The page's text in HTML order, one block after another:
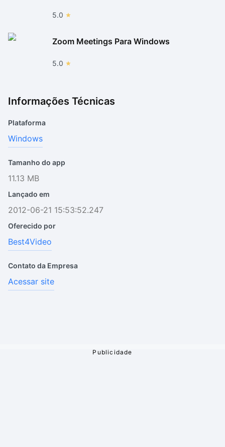
5.0
Zoom Meetings Para Windows
5.0
Informações Técnicas
Plataforma
Windows
Tamanho do app
11.13 MB
Lançado em
2012-06-21 15:53:52.247
Oferecido por
Best4Video
Contato da Empresa
Acessar site